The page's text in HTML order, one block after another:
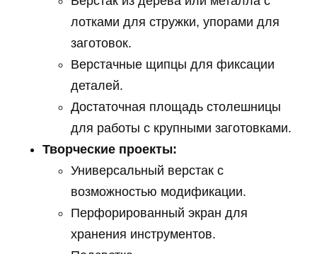
лотками для стружки, упорами для
заготовок.
Верстачные щипцы для фиксации
деталей.
Достаточная площадь столешницы
для работы с крупными заготовками.
Творческие проекты:
Универсальный верстак с
возможностью модификации.
Перфорированный экран для
хранения инструментов.